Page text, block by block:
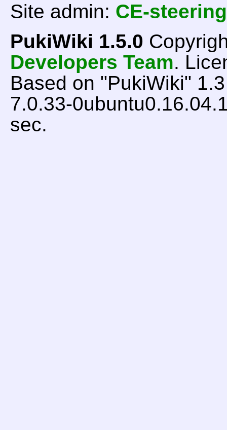
Site admin: CE-steering
PukiWiki 1.5.0
Developers Team.
Based on "PukiWiki"
7.0.33-
sec.